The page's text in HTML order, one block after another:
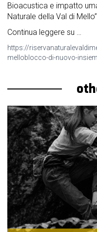
Bioacustica e impatto
Naturale della Val di Mello”
Continua leggere su …
https://
melloblocco-di-nuovo-